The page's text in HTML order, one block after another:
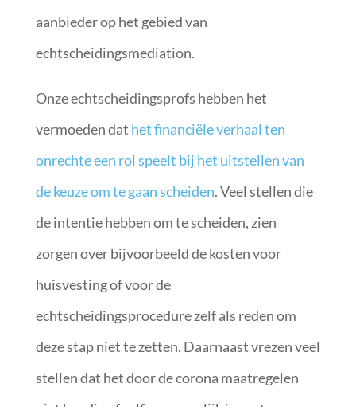
aanbieder op het gebied van
echtscheidingsmediation.
Onze echtscheidingsprofs hebben het
vermoeden dat het financiële verhaal ten
onrechte een rol speelt bij het uitstellen van
de keuze om te gaan scheiden. Veel stellen die
de intentie hebben om te scheiden, zien
zorgen over bijvoorbeeld de kosten voor
huisvesting of voor de
echtscheidingsprocedure zelf als reden om
deze stap niet te zetten. Daarnaast vrezen veel
stellen dat het door de corona maatregelen